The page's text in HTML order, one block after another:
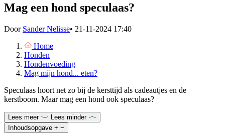
Mag een hond speculaas?
Door Sander Nelisse• 21-11-2024 17:40
Home
Honden
Hondenvoeding
Mag mijn hond... eten?
Speculaas hoort net zo bij de kersttijd als cadeautjes en de
kerstboom. Maar mag een hond ook speculaas?
Lees meer
Lees minder
Inhoudsopgave + −